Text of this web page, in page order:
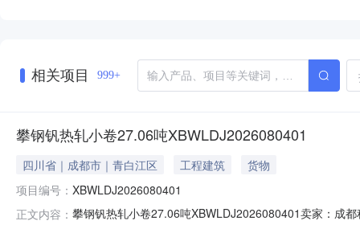
相关项目 999+
攀钢钒热轧小卷27.06吨XBWLDJ2026080401
四川省｜成都市｜青白江区 工程建筑
货物
项目编号： XBWLDJ2026080401
正文内容： 攀钢钒热轧小卷27.06吨XBWLDJ2026080401卖家：成